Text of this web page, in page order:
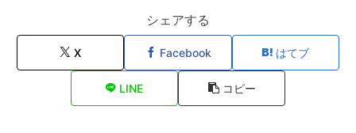
シェアする
X Facebook はてブ
LINE コピー